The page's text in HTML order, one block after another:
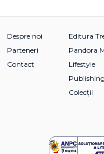
Despre noi
Parteneri
Contact
Editura
Pandora
Lifestyle
Publishing
Colecții